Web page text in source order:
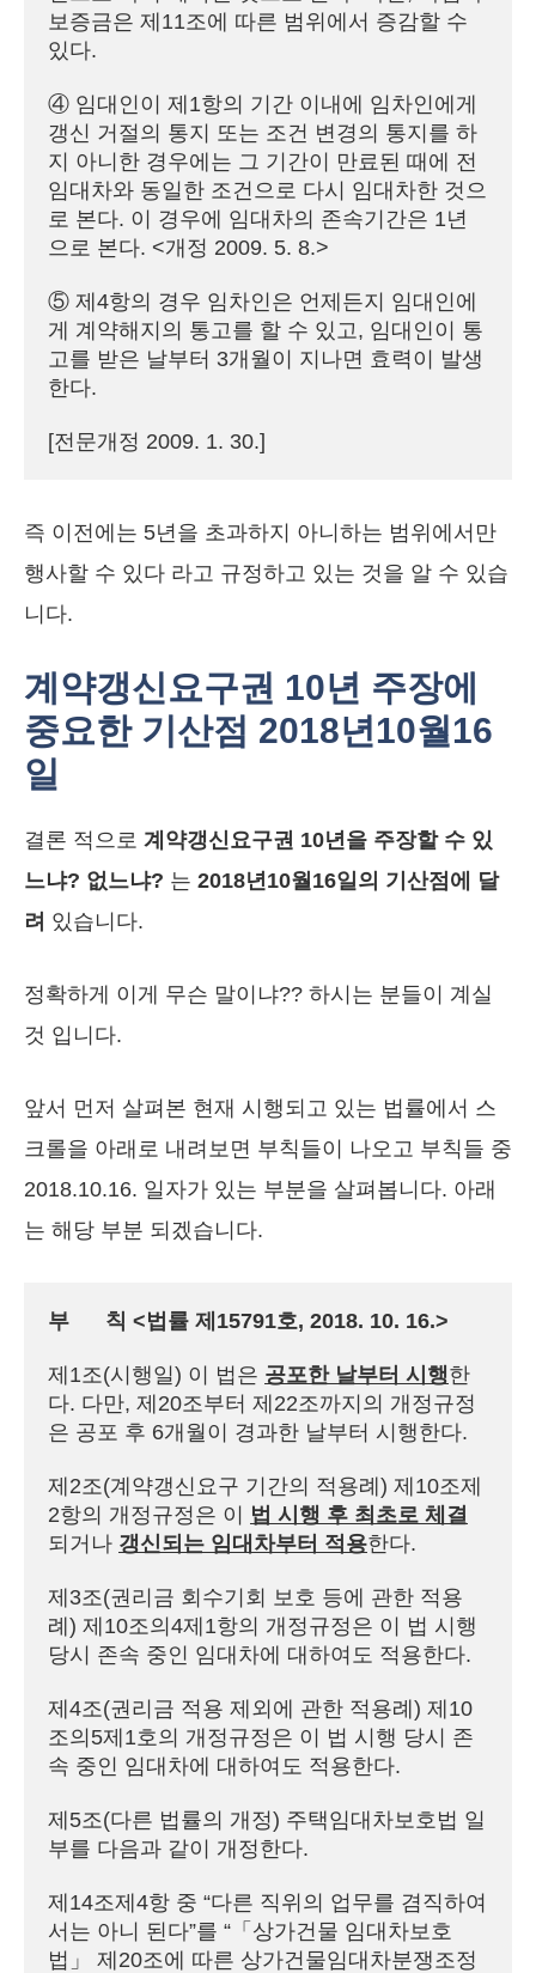
보증금은 제11조에 따른 범위에서 증감할 수
있다.
④ 임대인이 제1항의 기간 이내에 임차인에게
갱신 거절의 통지 또는 조건 변경의 통지를 하
지 아니한 경우에는 그 기간이 만료된 때에 전
임대차와 동일한 조건으로 다시 임대차한 것으
로 본다. 이 경우에 임대차의 존속기간은 1년
으로 본다. <개정 2009. 5. 8.>
⑤ 제4항의 경우 임차인은 언제든지 임대인에
게 계약해지의 통고를 할 수 있고, 임대인이 통
고를 받은 날부터 3개월이 지나면 효력이 발생
한다.
[전문개정 2009. 1. 30.]
즉 이전에는 5년을 초과하지 아니하는 범위에서만
행사할 수 있다 라고 규정하고 있는 것을 알 수 있습
니다.
계약갱신요구권 10년 주장에
중요한 기산점 2018년10월16
일
결론 적으로 계약갱신요구권 10년을 주장할 수 있
느냐? 없느냐? 는 2018년10월16일의 기산점에 달
려 있습니다.
정확하게 이게 무슨 말이냐?? 하시는 분들이 계실
것 입니다.
앞서 먼저 살펴본 현재 시행되고 있는 법률에서 스
크롤을 아래로 내려보면 부칙들이 나오고 부칙들 중
2018.10.16. 일자가 있는 부분을 살펴봅니다. 아래
는 해당 부분 되겠습니다.
부      칙 <법률 제15791호, 2018. 10. 16.>
제1조(시행일) 이 법은 공포한 날부터 시행한
다. 다만, 제20조부터 제22조까지의 개정규정
은 공포 후 6개월이 경과한 날부터 시행한다.
제2조(계약갱신요구 기간의 적용례) 제10조제
2항의 개정규정은 이 법 시행 후 최초로 체결
되거나 갱신되는 임대차부터 적용한다.
제3조(권리금 회수기회 보호 등에 관한 적용
례) 제10조의4제1항의 개정규정은 이 법 시행
당시 존속 중인 임대차에 대하여도 적용한다.
제4조(권리금 적용 제외에 관한 적용례) 제10
조의5제1호의 개정규정은 이 법 시행 당시 존
속 중인 임대차에 대하여도 적용한다.
제5조(다른 법률의 개정) 주택임대차보호법 일
부를 다음과 같이 개정한다.
제14조제4항 중 “다른 직위의 업무를 겸직하여
서는 아니 된다”를 “「상가건물 임대차보호
법」 제20조에 따른 상가건물임대차분쟁조정